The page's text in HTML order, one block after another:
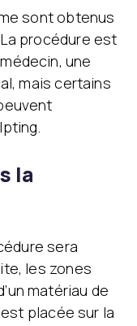
sont obtenus
procédure est
une
mais certains
la
sera
les zones
matériau de
placée sur la